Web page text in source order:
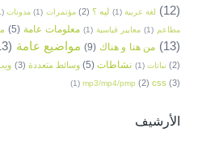
(12) لغة عربية (1) ليه ؟ (2) مؤتمرات (1) مدونات
مطاعم (1) معايير قياسية (1) معلومات عامة (5)
(13) من هنا و هناك (9) مواضيع عامة
(2) نباتات (1) نشاطات (5) وسائط متعددة (3)
(3)
css
(2)
mp3/mp4/pmp
(1)
الأرشيف